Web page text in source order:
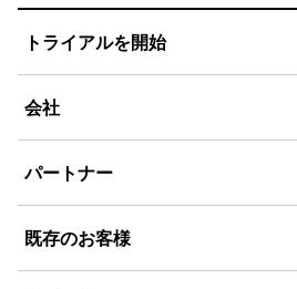
トライアルを開始
会社
パートナー
既存のお客様